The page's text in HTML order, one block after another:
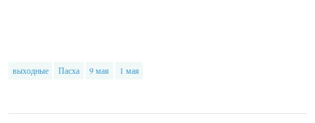
выходные Пасха 9 мая 1 мая